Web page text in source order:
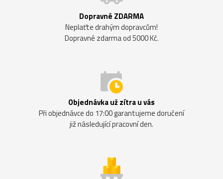
Dopravné ZDARMA
Neplaťte drahým dopravcům!
Dopravné zdarma od 5000 Kč.
Objednávka už zítra u vás
Při objednávce do 17:00 garantujeme doručení
již následující pracovní den.